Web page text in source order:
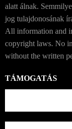
alatt álnak.
jog tulajdonosának
All information and
copyright laws. No
without the written
TÁMOGATÁS